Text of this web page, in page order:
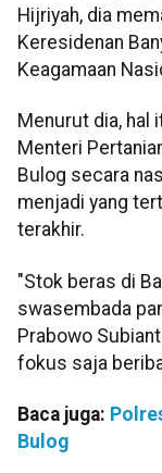
Hijriyah, dia
Keresidenan
Keagamaan
Menurut dia, hal
Menteri
Bulog secara
menjadi yang
terakhir.
"Stok beras di
swasembada
Prabowo
fokus saja
Baca juga:
Bulog